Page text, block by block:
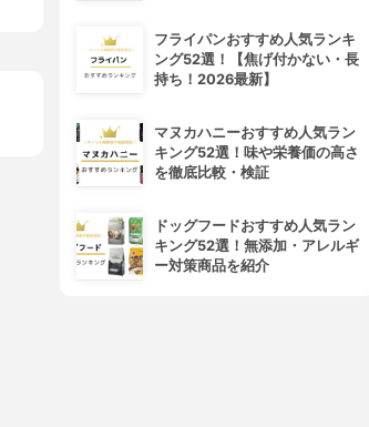
フライパンおすすめ人気ランキ
ング52選！【焦げ付かない・長
持ち！2026最新】
マヌカハニーおすすめ人気ラン
キング52選！味や栄養価の高さ
を徹底比較・検証
ドッグフードおすすめ人気ラン
キング52選！無添加・アレルギ
ー対策商品を紹介